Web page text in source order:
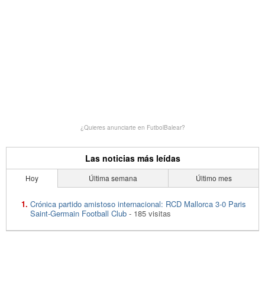
¿Quieres anunciarte en FutbolBalear?
Las noticias más leídas
Hoy Última semana Último mes
Crónica partido amistoso internacional: RCD Mallorca 3-0 Paris
Saint-Germain Football Club - 185 visitas